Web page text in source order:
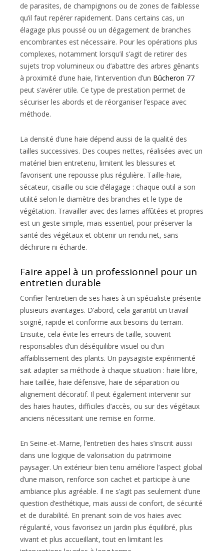
de parasites, de champignons ou de zones de faiblesse
qu’il faut repérer rapidement. Dans certains cas, un
élagage plus poussé ou un dégagement de branches
encombrantes est nécessaire. Pour les opérations plus
complexes, notamment lorsqu’il s’agit de retirer des
sujets trop volumineux ou d’abattre des arbres gênants
à proximité d’une haie, l’intervention d’un Bûcheron 77
peut s’avérer utile. Ce type de prestation permet de
sécuriser les abords et de réorganiser l’espace avec
méthode.
La densité d’une haie dépend aussi de la qualité des
tailles successives. Des coupes nettes, réalisées avec un
matériel bien entretenu, limitent les blessures et
favorisent une repousse plus régulière. Taille-haie,
sécateur, cisaille ou scie d’élagage : chaque outil a son
utilité selon le diamètre des branches et le type de
végétation. Travailler avec des lames affûtées et propres
est un geste simple, mais essentiel, pour préserver la
santé des végétaux et obtenir un rendu net, sans
déchirure ni écharde.
Faire appel à un professionnel pour un
entretien durable
Confier l’entretien de ses haies à un spécialiste présente
plusieurs avantages. D’abord, cela garantit un travail
soigné, rapide et conforme aux besoins du terrain.
Ensuite, cela évite les erreurs de taille, souvent
responsables d’un déséquilibre visuel ou d’un
affaiblissement des plants. Un paysagiste expérimenté
sait adapter sa méthode à chaque situation : haie libre,
haie taillée, haie défensive, haie de séparation ou
alignement décoratif. Il peut également intervenir sur
des haies hautes, difficiles d’accès, ou sur des végétaux
anciens nécessitant une remise en forme.
En Seine-et-Marne, l’entretien des haies s’inscrit aussi
dans une logique de valorisation du patrimoine
paysager. Un extérieur bien tenu améliore l’aspect global
d’une maison, renforce son cachet et participe à une
ambiance plus agréable. Il ne s’agit pas seulement d’une
question d’esthétique, mais aussi de confort, de sécurité
et de durabilité. En prenant soin de vos haies avec
régularité, vous favorisez un jardin plus équilibré, plus
vivant et plus accueillant, tout en limitant les